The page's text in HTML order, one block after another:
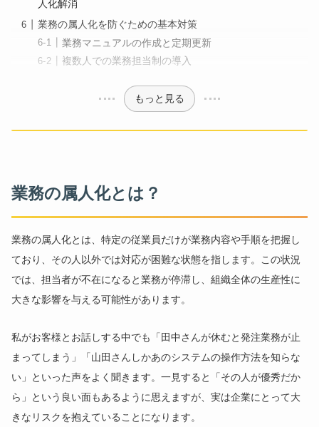
人化解消
業務の属人化を防ぐための基本対策
業務マニュアルの作成と定期更新
複数人での業務担当制の導入
もっと見る
業務の属人化とは？
業務の属人化とは、特定の従業員だけが業務内容や手順を把握し
ており、その人以外では対応が困難な状態を指します。この状況
では、担当者が不在になると業務が停滞し、組織全体の生産性に
大きな影響を与える可能性があります。
私がお客様とお話しする中でも「田中さんが休むと発注業務が止
まってしまう」「山田さんしかあのシステムの操作方法を知らな
い」といった声をよく聞きます。一見すると「その人が優秀だか
ら」という良い面もあるように思えますが、実は企業にとって大
きなリスクを抱えていることになります。